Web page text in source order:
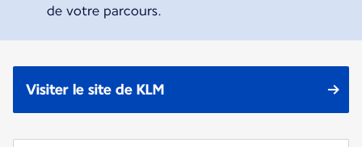
de votre parcours.
Visiter le site de KLM